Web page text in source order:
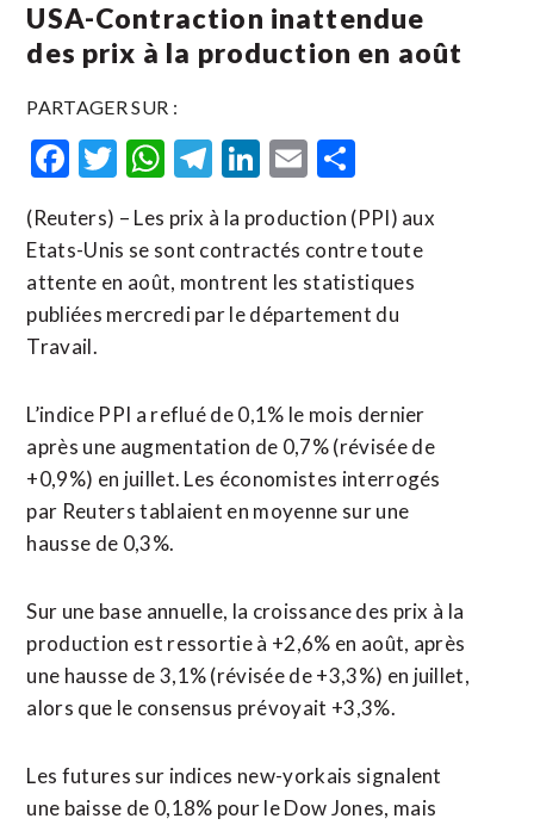
USA-Contraction inattendue
des prix à la production en août
PARTAGER SUR :
Facebook
Twitter
WhatsApp
Telegram
LinkedIn
Email
(Reuters) – Les prix à la production (PPI) aux
Etats-Unis se sont contractés contre toute
attente en août, montrent les statistiques
publiées mercredi par le département du
Travail.
L’indice PPI a reflué de 0,1% le mois dernier
après une augmentation de 0,7% (révisée de
+0,9%) en juillet. Les économistes interrogés
par Reuters tablaient en moyenne sur une
hausse de 0,3%.
Sur une base annuelle, la croissance des prix à la
production est ressortie à +2,6% en août, après
une hausse de 3,1% (révisée de +3,3%) en juillet,
alors que le consensus prévoyait +3,3%.
Les futures sur indices new-yorkais signalent
une baisse de 0,18% pour le Dow Jones, mais